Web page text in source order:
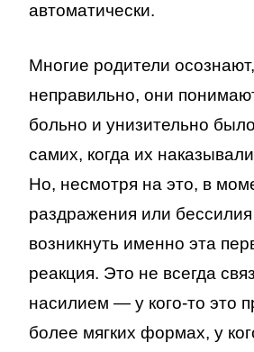
автоматически.
Многие родители
неправильно, они
больно и унизительно
самих, когда их
Но, несмотря на это, в
раздражения или
возникнуть именно эта
реакция. Это не всегда
насилием — у кого-то это
более мягких формах, у